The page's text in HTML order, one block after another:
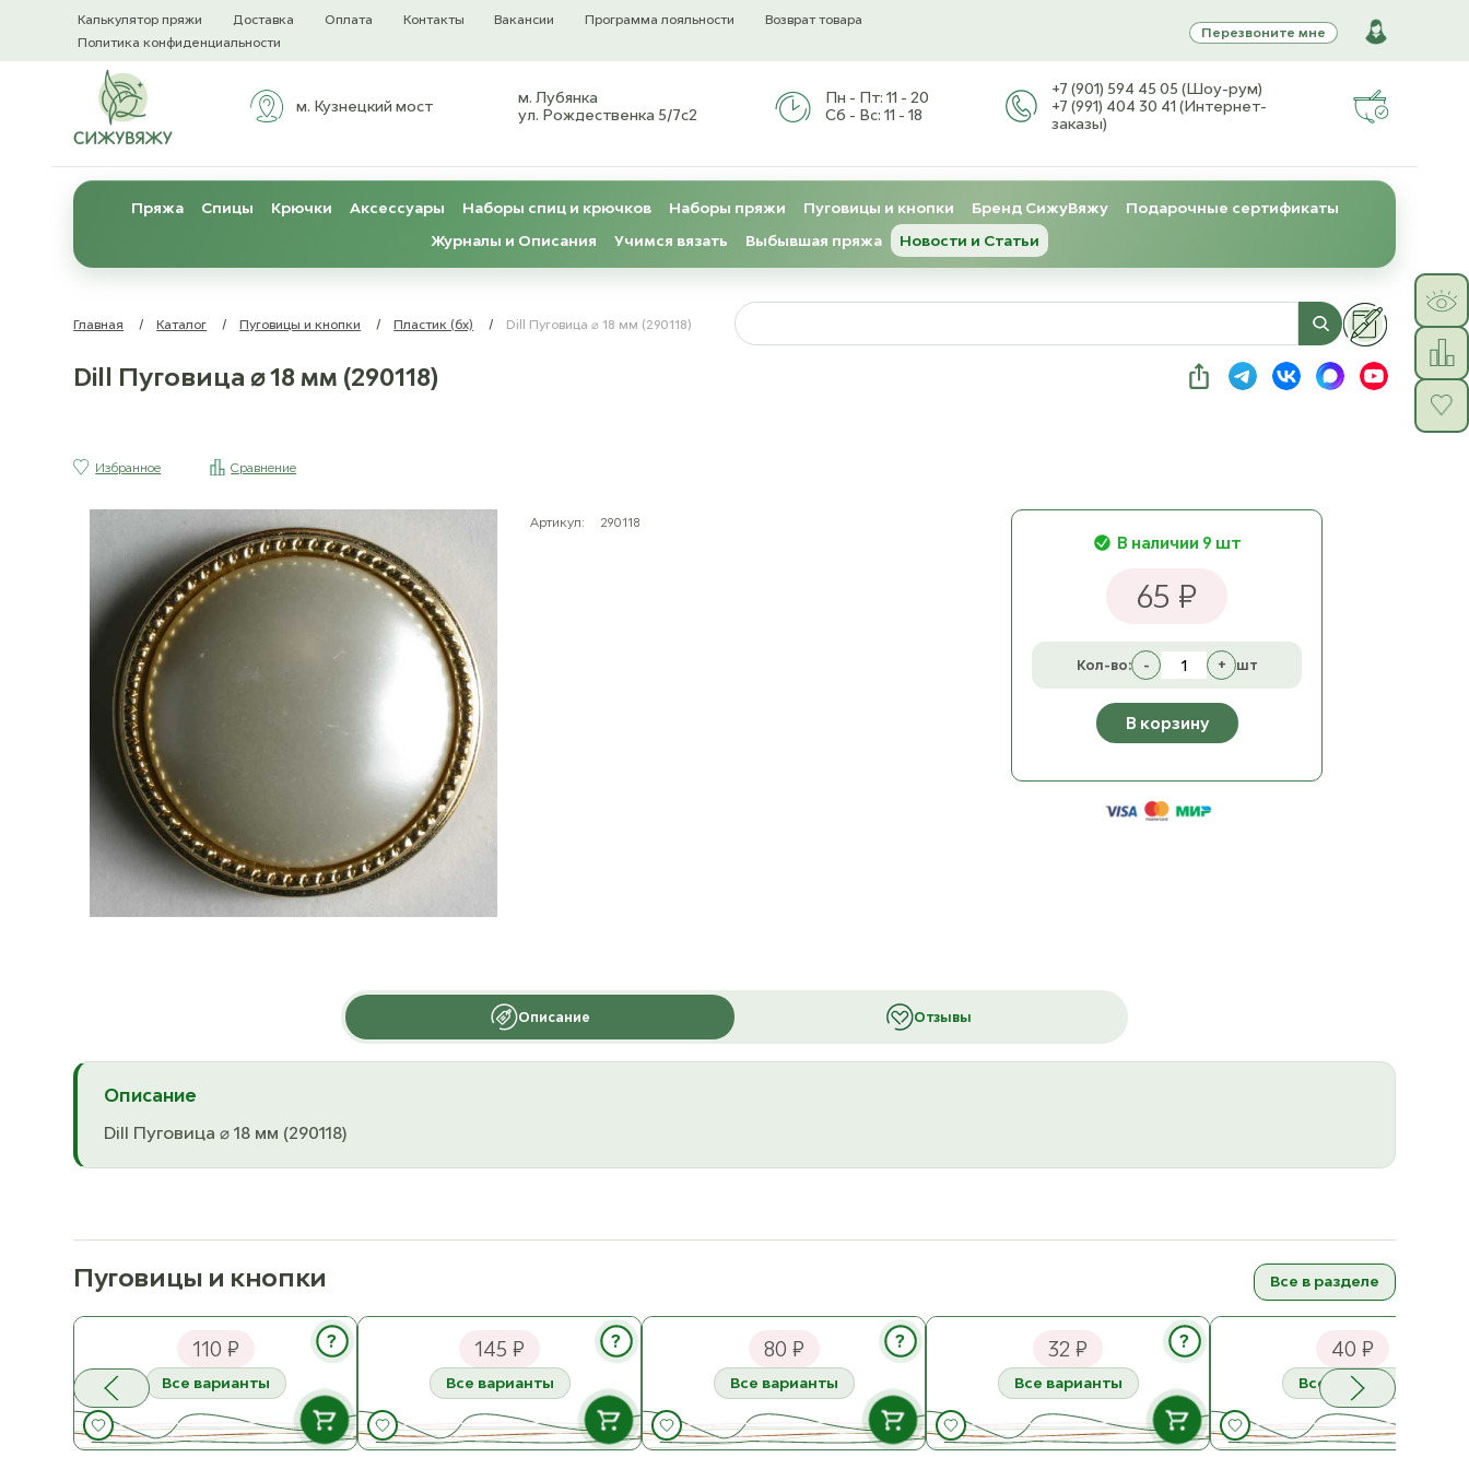
Калькулятор пряжи Доставка Оплата Контакты Вакансии Программа лояльности
Возврат товара
Политика конфиденциальности
Перезвоните мне
м. Кузнецкий мост
м. Лубянка
ул. Рождественка 5/7с2
Пн - Пт: 11 - 20
Сб - Вс: 11 - 18
+7 (901) 594 45 05 (Шоу-рум)
+7 (991) 404 30 41 (Интернет-
заказы)
Пряжа Спицы Крючки Аксессуары Наборы спиц и крючков Наборы пряжи Пуговицы и кнопки Бренд СижуВяжу
Подарочные сертификаты
Журналы и Описания
Учимся вязать Выбывшая пряжа Новости и Статьи
Главная / Каталог / Пуговицы и кнопки / Пластик (бх) / Dill Пуговица ⌀ 18 мм (290118)
Dill Пуговица ⌀ 18 мм (290118)
Избранное Сравнение
Артикул: 290118
В наличии 9 шт
65 ₽
Кол-во: - + шт
В корзину
Описание Отзывы
Описание
Dill Пуговица ⌀ 18 мм (290118)
Пуговицы и кнопки
Все в разделе
Katia Пуговица Кокос в глазури
?
110 ₽
Все варианты
Katia Пуговица Кокос в глазури
?
145 ₽
Все варианты
Blitz Пуговица 17,5 мм (MB 0248)
?
80 ₽
Все варианты
Пуговица Кошачий глаз ⌀ 10 мм
?
32 ₽
Все варианты
Пуговица Шанель, на ножке ⌀
40 ₽
Все варианты